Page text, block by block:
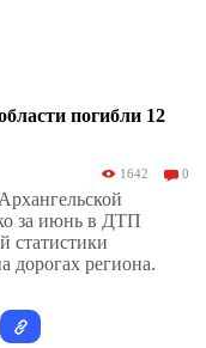
погибли 12
1642 0
за июнь в ДТП
статистики
дорогах региона.